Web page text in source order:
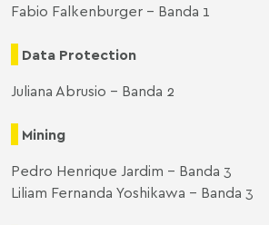
Fabio Falkenburger – Banda 1
Data Protection
Juliana Abrusio – Banda 2
Mining
Pedro Henrique Jardim – Banda 3
Liliam Fernanda Yoshikawa – Banda 3